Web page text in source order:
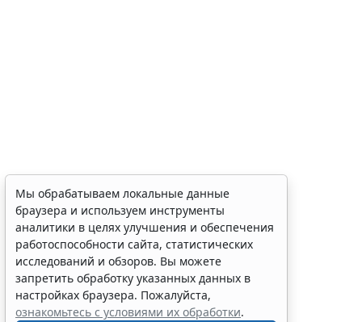
Мы обрабатываем локальные данные
браузера и используем инструменты
аналитики в целях улучшения и обеспечения
работоспособности сайта, статистических
исследований и обзоров. Вы можете
запретить обработку указанных данных в
настройках браузера. Пожалуйста,
ознакомьтесь с условиями их обработки.